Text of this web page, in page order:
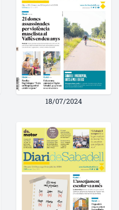
18/07/2024